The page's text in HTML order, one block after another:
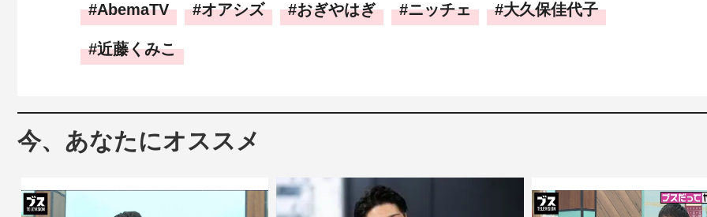
AbemaTV オアシズ おぎやはぎ ニッチェ 大久保佳代子
近藤くみこ
今、あなたにオススメ